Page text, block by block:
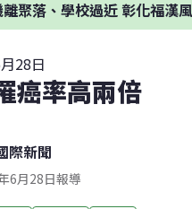
聚落、學校過近 彰化福漢
28日
癌率高兩倍
際新聞
6月28日報導